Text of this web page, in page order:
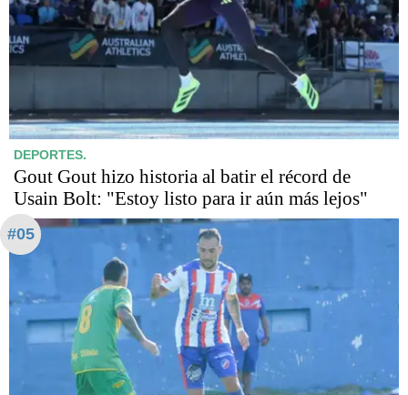
DEPORTES.
Gout Gout hizo historia al batir el récord de
Usain Bolt: "Estoy listo para ir aún más lejos"
#05